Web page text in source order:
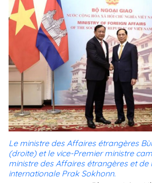
Le ministre des Affaires étrangères
(droite) et le vice-Premier ministre
ministre des Affaires étrangères et de
internationale Prak Sokhonn.